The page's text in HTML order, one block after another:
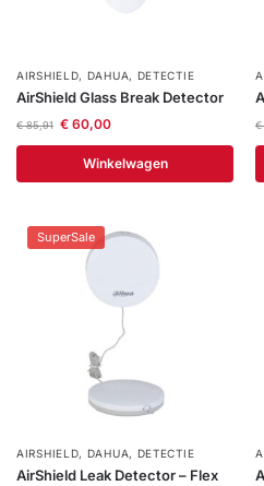
AIRSHIELD, DAHUA, DETECTIE
AirShield Glass Break Detector
€85,91 €60,00
Winkelwagen
€
SuperSale
AIRSHIELD, DAHUA, DETECTIE
AirShield Leak Detector – Flex